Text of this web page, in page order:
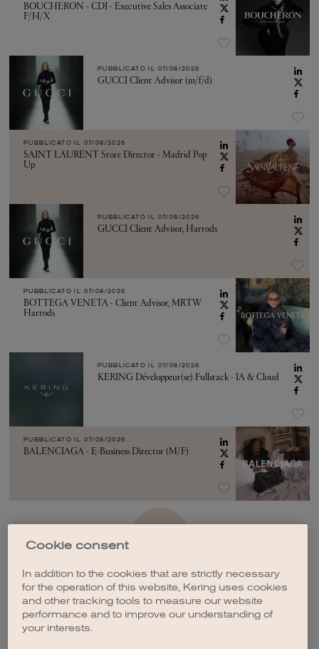
BOUCHERON - CDI - Executive Sales Associate
F/H/X
PUBBLICATO IL 07/08/2026
GUCCI Client Advisor (m/f/d)
PUBBLICATO IL 07/08/2026
SAINT LAURENT Store Director - Madrid Pop
Up
PUBBLICATO IL 07/08/2026
GUCCI Client Advisor, Harrods
PUBBLICATO IL 07/08/2026
BOTTEGA VENETA - Client Advisor, MRTW
Harrods
PUBBLICATO IL 07/08/2026
KERING Développeur(se) Fullstack - IA & Cloud
PUBBLICATO IL 07/08/2026
BALENCIAGA - E-Business Director (M/F)
Cookie consent
In addition to the cookies that are strictly necessary
for the operation of this website, Kering uses cookies
and other tracking tools to measure our website
performance and to improve our understanding of
your interests.